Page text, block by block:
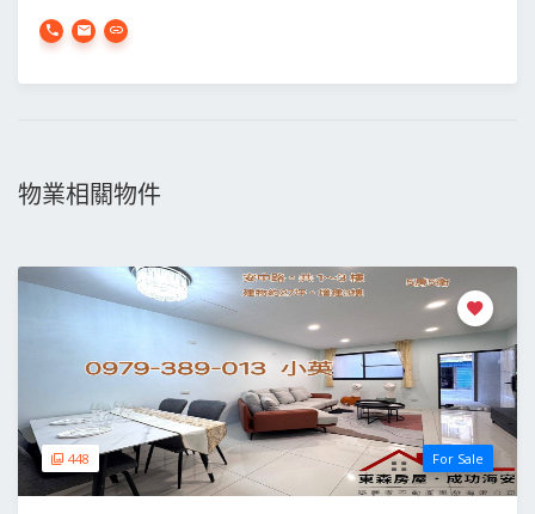
物業相關物件
448 For Sale